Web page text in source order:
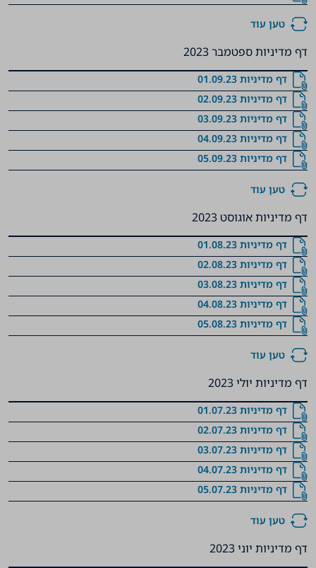
טען עוד
דף מדיניות ספטמבר 2023
דף מדיניות 01.09.23
דף מדיניות 02.09.23
דף מדיניות 03.09.23
דף מדיניות 04.09.23
דף מדיניות 05.09.23
טען עוד
דף מדיניות אוגוסט 2023
דף מדיניות 01.08.23
דף מדיניות 02.08.23
דף מדיניות 03.08.23
דף מדיניות 04.08.23
דף מדיניות 05.08.23
טען עוד
דף מדיניות יולי 2023
דף מדיניות 01.07.23
דף מדיניות 02.07.23
דף מדיניות 03.07.23
דף מדיניות 04.07.23
דף מדיניות 05.07.23
טען עוד
דף מדיניות יוני 2023